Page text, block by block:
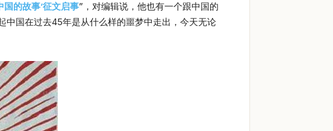
国的故事’征文启事”，对编辑说，他也有一个跟中国的
中国在过去45年是从什么样的噩梦中走出，今天无论